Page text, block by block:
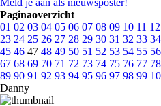
Meld je aan als nieuwsposter!
Paginaoverzicht
01 02 03 04 05 06 07 08 09 10 11 12
23 24 25 26 27 28 29 30 31 32 33 34
45 46 47 48 49 50 51 52 53 54 55 56
67 68 69 70 71 72 73 74 75 76 77 78
89 90 91 92 93 94 95 96 97 98 99
Danny